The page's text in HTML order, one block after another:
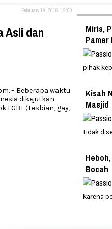
February 19, 2016, 12:00
Asli dan
– Beberapa waktu
dikejutkan
LGBT (Lesbian, gay,
Miris,
pihak
Kisah
Masjid
tidak
Bocah
karena